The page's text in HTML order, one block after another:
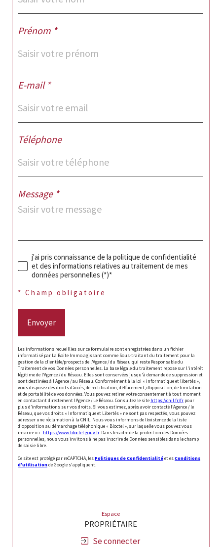
Prénom *
E-mail *
Téléphone
Message *
j'ai pris connaissance de la politique de confidentialité
et des informations relatives au traitement de mes
données personnelles (*)*
* Champ obligatoire
Envoyer
Les informations recueillies sur ce formulaire sont enregistrées dans un fichier
informatisé par La Boite Immo agissant comme Sous-traitant du traitement pour la
gestion de la clientèle/prospects de l'Agence / du Réseau qui reste Responsable du
Traitement de vos Données personnelles. La base légale du traitement repose sur l'intérêt
légitime de l'Agence / du Réseau. Elles sont conservées jusqu'à demande de suppression et
sont destinées à l'Agence / au Réseau. Conformément à la loi « informatique et libertés »,
vous disposez des droits d’accès, de rectification, d’effacement, d’opposition, de limitation
et de portabilité de vos données. Vous pouvez retirer votre consentement à tout moment
en contactant directement l’Agence / Le Réseau. Consultez le site https://cnil.fr/fr pour
plus d’informations sur vos droits. Si vous estimez, après avoir contacté l'Agence / le
Réseau, que vos droits « Informatique et Libertés » ne sont pas respectés, vous pouvez
adresser une réclamation à la CNIL. Nous vous informons de l’existence de la liste
d'opposition au démarchage téléphonique « Bloctel », sur laquelle vous pouvez vous
inscrire ici : https://www.bloctel.gouv.fr. Dans le cadre de la protection des Données
personnelles, nous vous invitons à ne pas inscrire de Données sensibles dans le champ
de saisie libre.
Ce site est protégé par reCAPTCHA, lesPolitiques de Confidentialitéet esConditions
d'utilisationde Google s'appliquent.
Espace
PROPRIÉTAIRE
Se connecter